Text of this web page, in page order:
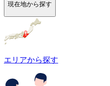
現在地から探す
エリアから探す